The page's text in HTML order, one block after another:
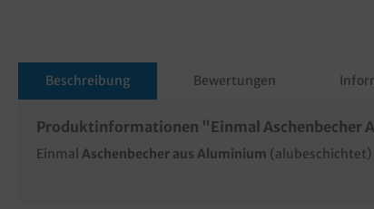
Beschreibung Bewertungen
Produktinformationen "Einmal Aschenbecher
Einmal Aschenbecher aus Aluminium (alubeschichtet)